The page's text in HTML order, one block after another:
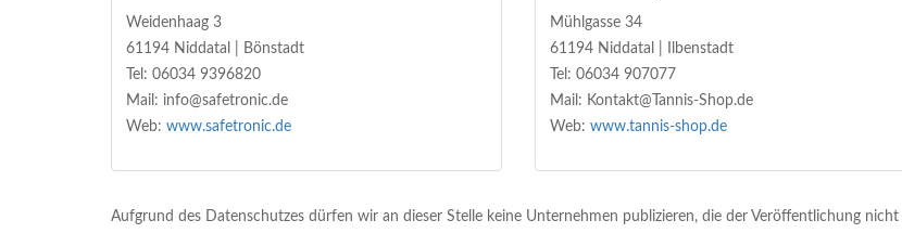
Weidenhaag 3
61194 Niddatal | Bönstadt
Tel: 06034 9396820
Mail: info@safetronic.de
Web: www.safetronic.de
Mühlgasse 34
61194 Niddatal | Ilbenstadt
Tel: 06034 907077
Mail: Kontakt@Tannis-Shop.de
Web: www.tannis-shop.de
Aufgrund des Datenschutzes dürfen wir an dieser Stelle keine Unternehmen publizieren, die der Veröffentlichung